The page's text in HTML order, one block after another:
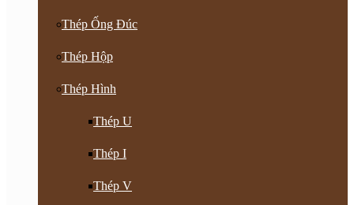
Thép Ống Đúc
Thép Hộp
Thép Hình
Thép U
Thép I
Thép V